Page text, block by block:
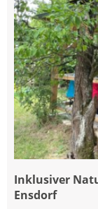
Inklusiver
Ensdorf